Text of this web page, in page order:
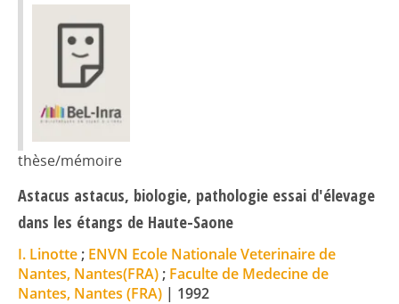
thèse/mémoire
Astacus astacus, biologie, pathologie essai d'élevage
dans les étangs de Haute-Saone
I. Linotte ; ENVN Ecole Nationale Veterinaire de
Nantes, Nantes(FRA) ; Faculte de Medecine de
Nantes, Nantes (FRA) | 1992